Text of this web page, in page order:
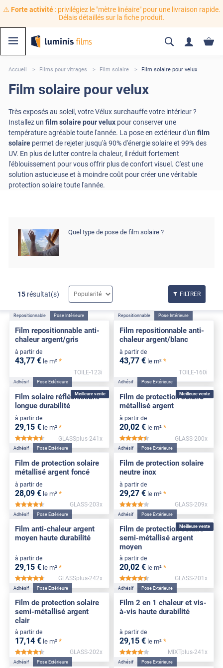
⚠️ Forte activité: privilégiez le "mètre linéaire" pour une livraison rapide.
Délais détaillés sur la fiche produit.
Accueil Films pour vitrages Film solaire Film solaire pour velux
Film solaire pour velux
Très exposés au soleil, votre Vélux surchauffe votre intérieur ?
Installez un film solaire pour velux pour conserver une
température agréable toute l'année. La pose en extérieur d'un film
solaire permet de rejeter jusqu'à 90% d'énergie solaire et 99% des
UV. En plus de lutter contre la chaleur, il réduit fortement
l'éblouissement pour vous offrir plus de confort visuel. C'est une
solution astucieuse et à moindre coût pour créer une véritable
protection solaire toute l'année.
Quel type de pose de film solaire ?
15 résultat(s) FILTRER
Repositionnable Pose Intérieure
Film repositionnable anti-
chaleur argent/gris
à partir de
43,77 € le m² *
TOILE-123i
Repositionnable Pose Intérieure
Film repositionnable anti-
chaleur argent/blanc
à partir de
43,77 € le m² *
TOILE-160i
Meilleure vente
Adhésif Pose Extérieure
Film solaire réfléchissant
longue durabilité
à partir de
29,15 € le m² *
*****
GLASSplus-241x
Meilleure vente
Adhésif Pose Extérieure
Film de protection solaire
métallisé argent
à partir de
20,02 € le m² *
*****
GLASS-200x
Adhésif Pose Extérieure
Film de protection solaire
métallisé argent foncé
à partir de
28,09 € le m² *
*****
GLASS-203x
Adhésif Pose Extérieure
Film de protection solaire
neutre inox
à partir de
29,27 € le m² *
*****
GLASS-209x
Adhésif Pose Extérieure
Film anti-chaleur argent
moyen haute durabilité
à partir de
29,15 € le m² *
*****
GLASSplus-242x
Meilleure vente
Adhésif Pose Extérieure
Film de protection solaire
semi-métallisé argent
moyen
à partir de
20,02 € le m² *
*****
GLASS-201x
Adhésif Pose Extérieure
Film de protection solaire
semi-métallisé argent
clair
à partir de
17,14 € le m² *
*****
GLASS-202x
Adhésif Pose Extérieure
Film 2 en 1 chaleur et vis-
à-vis haute durabilité
à partir de
29,15 € le m² *
*****
MIXTplus-241x
Adhésif Pose Extérieure Adhésif Pose Extérieure